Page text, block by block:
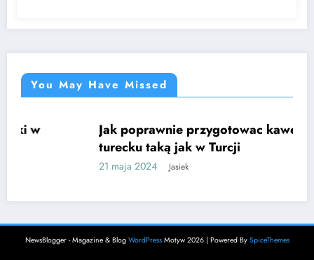
You May Have Missed
Jak poprawnie przygotowac kawę po
turecku taką jak w Turcji
21 maja 2024 Jasiek
NewsBlogger - Magazine & Blog WordPressMotyw 2026 | Powered By SpiceThemes